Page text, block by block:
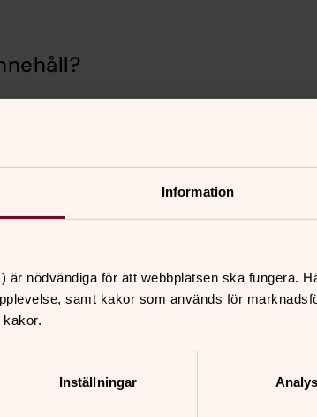
Information
är nödvändiga för att webbplatsen ska fungera.
samt kakor som används för
Inställningar Analys
Råssnäskyrkan
Hitta